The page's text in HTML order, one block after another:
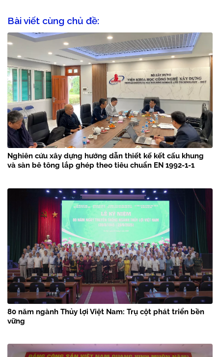
Bài viết cùng chủ đề:
Nghiên cứu xây dựng hướng dẫn thiết kế kết cấu khung
và sàn bê tông lắp ghép theo tiêu chuẩn EN 1992-1-1
80 năm ngành Thủy lợi Việt Nam: Trụ cột phát triển bền
vững